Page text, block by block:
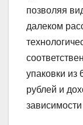
позволяя
далеком
упаковки из
рублей и
зависимости